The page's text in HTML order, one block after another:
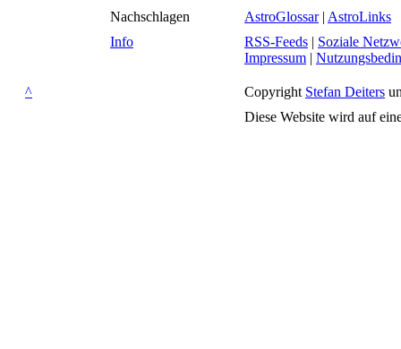
Nachschlagen
AstroGlossar| AstroLinks
Info
RSS-Feeds | Soziale
Impressum |
^ Copyright Stefan Deiters
Diese Website wird auf